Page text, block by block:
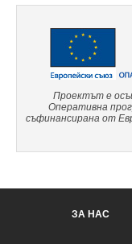
Проектът е
Оперативна
съфинансирана от
ЗА НАС